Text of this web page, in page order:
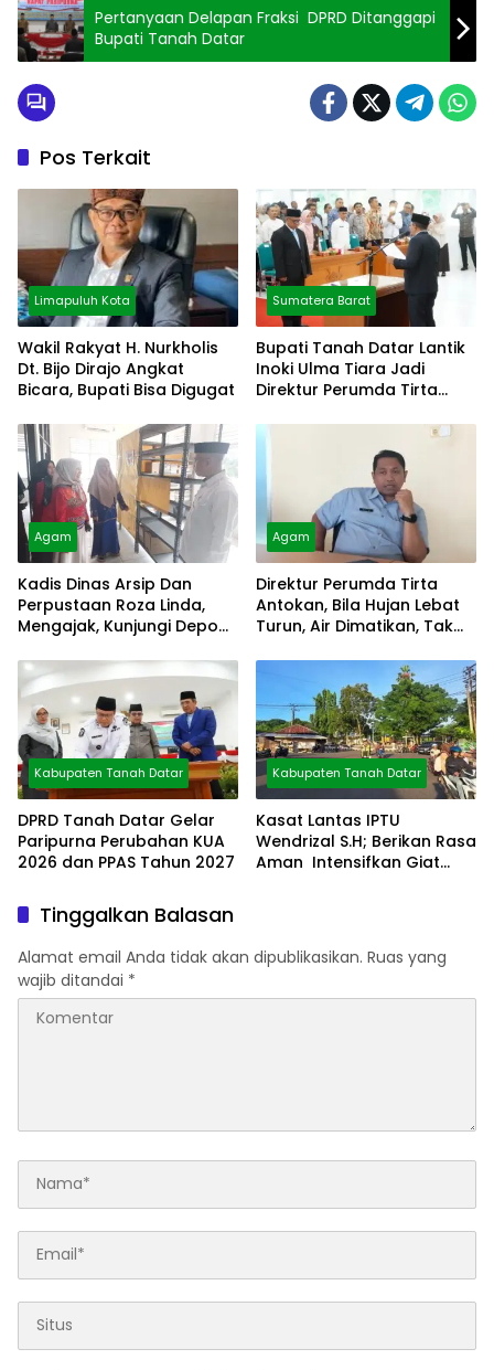
Pertanyaan Delapan Fraksi DPRD Ditanggapi
Bupati Tanah Datar
Pos Terkait
Limapuluh Kota
Wakil Rakyat H. Nurkholis
Dt. Bijo Dirajo Angkat
Bicara, Bupati Bisa Digugat
Sumatera Barat
Bupati Tanah Datar Lantik
Inoki Ulma Tiara Jadi
Direktur Perumda Tirta
Agam
Kadis Dinas Arsip Dan
Perpustaan Roza Linda,
Mengajak, Kunjungi Depo
Agam
Direktur Perumda Tirta
Antokan, Bila Hujan Lebat
Turun, Air Dimatikan, Tak
Kabupaten Tanah Datar
DPRD Tanah Datar Gelar
Paripurna Perubahan KUA
2026 dan PPAS Tahun 2027
Kabupaten Tanah Datar
Kasat Lantas IPTU
Wendrizal S.H; Berikan Rasa
Aman Intensifkan Giat
Tinggalkan Balasan
Alamat email Anda tidak akan dipublikasikan. Ruas yang
wajib ditandai *